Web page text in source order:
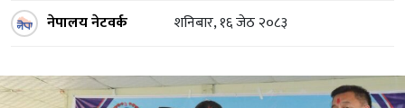
नेपालय नेटवर्क शनिबार, १६ जेठ २०८३